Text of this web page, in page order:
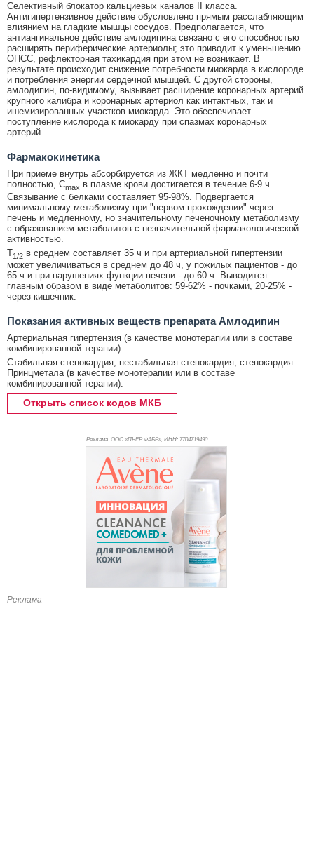
Селективный блокатор кальциевых каналов II класса.
Антигипертензивное действие обусловлено прямым расслабляющим
влиянием на гладкие мышцы сосудов. Предполагается, что
антиангинальное действие амлодипина связано с его способностью
расширять периферические артериолы; это приводит к уменьшению
ОПСС, рефлекторная тахикардия при этом не возникает. В
результате происходит снижение потребности миокарда в кислороде
и потребления энергии сердечной мышцей. С другой стороны,
амлодипин, по-видимому, вызывает расширение коронарных артерий
крупного калибра и коронарных артериол как интактных, так и
ишемизированных участков миокарда. Это обеспечивает
поступление кислорода к миокарду при спазмах коронарных
артерий.
Фармакокинетика
При приеме внутрь абсорбируется из ЖКТ медленно и почти
полностью, Cmax в плазме крови достигается в течение 6-9 ч.
Связывание с белками составляет 95-98%. Подвергается
минимальному метаболизму при "первом прохождении" через
печень и медленному, но значительному печеночному метаболизму
с образованием метаболитов с незначительной фармакологической
активностью.
T1/2 в среднем составляет 35 ч и при артериальной гипертензии
может увеличиваться в среднем до 48 ч, у пожилых пациентов - до
65 ч и при нарушениях функции печени - до 60 ч. Выводится
главным образом в виде метаболитов: 59-62% - почками, 20-25% -
через кишечник.
Показания активных веществ препарата Амлодипин
Артериальная гипертензия (в качестве монотерапии или в составе
комбинированной терапии).
Стабильная стенокардия, нестабильная стенокардия, стенокардия
Принцметала (в качестве монотерапии или в составе
комбинированной терапии).
Открыть список кодов МКБ
Реклама. ООО «ПЬЕР ФАБР», ИНН: 7704719490
Реклама